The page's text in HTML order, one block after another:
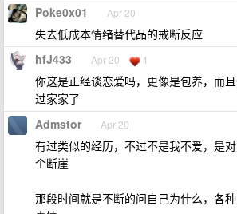
Poke0x01 Apr 20
失去低成本情绪替代品的戒断反应
hfJ433 Apr 20 1
你这是正经谈恋爱吗，更像是包养，而
过家家了
Admstor Apr 20
有过类似的经历，不过不是我不爱，是
个断崖
那段时间就是不断的问自己为什么，各